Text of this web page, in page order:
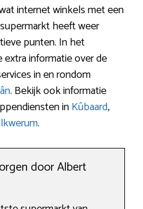
internet winkels met een
heeft weer
punten. In het
informatie over de
in en rondom
. Bekijk ook informatie
inKûbaard,
.
door Albert